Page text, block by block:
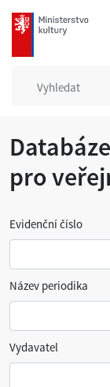
mkcr.cz
pro
Evidenční číslo
Název periodika
Vydavatel